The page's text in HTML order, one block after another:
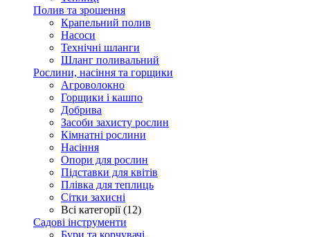
Полив та зрошення
Крапельний полив
Насоси
Технічні шланги
Шланг поливальний
Рослини, насіння та горщики
Агроволокно
Горщики і кашпо
Добрива
Засоби захисту рослин
Кімнатні рослини
Насіння
Опори для рослин
Підставки для квітів
Плівка для теплиць
Сітки захисні
Всі категорії (12)
Садові інструменти
Бури та корчувачі